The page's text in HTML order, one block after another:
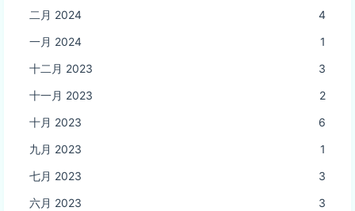
二月 2024
4
一月 2024
1
十二月 2023
3
十一月 2023
2
十月 2023
6
九月 2023
1
七月 2023
3
六月 2023
3